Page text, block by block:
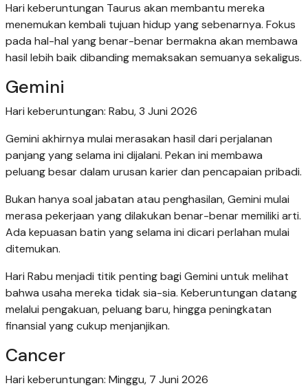
Hari keberuntungan Taurus akan membantu mereka
menemukan kembali tujuan hidup yang sebenarnya. Fokus
pada hal-hal yang benar-benar bermakna akan membawa
hasil lebih baik dibanding memaksakan semuanya sekaligus.
Gemini
Hari keberuntungan: Rabu, 3 Juni 2026
Gemini akhirnya mulai merasakan hasil dari perjalanan
panjang yang selama ini dijalani. Pekan ini membawa
peluang besar dalam urusan karier dan pencapaian pribadi.
Bukan hanya soal jabatan atau penghasilan, Gemini mulai
merasa pekerjaan yang dilakukan benar-benar memiliki arti.
Ada kepuasan batin yang selama ini dicari perlahan mulai
ditemukan.
Hari Rabu menjadi titik penting bagi Gemini untuk melihat
bahwa usaha mereka tidak sia-sia. Keberuntungan datang
melalui pengakuan, peluang baru, hingga peningkatan
finansial yang cukup menjanjikan.
Cancer
Hari keberuntungan: Minggu, 7 Juni 2026